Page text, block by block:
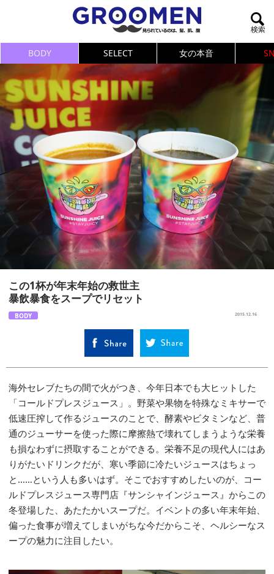
BODY SELECT 女の本音
この1杯が年末年始の救世主
暴飲暴食をスープでリセット
BODY 2015.12.16
海外セレブたちの間で火がつき、今年日本でも大ヒットした
「コールドプレスジュース」。野菜や果物を特殊なミキサーで
低速圧搾して作るジュースのことで、酵素やビタミンなど、普
通のジューサーを使った際に摩擦熱で壊れてしまうような栄養
も損なわずに摂取することができる。栄養不足の現代人にはあ
りがたいドリンクだが、寒い季節に冷たいジュースはちょっ
と……という人も多いはず。そこでおすすめしたいのが、コー
ルドプレスジュース専門店『サンシャインジュース』からこの
冬登場した、あたたかいスープだ。イベントの多い年末年始、
偏った食事が増えてしまいがちな今だからこそ、ヘルシーなス
ープの魅力に注目したい。